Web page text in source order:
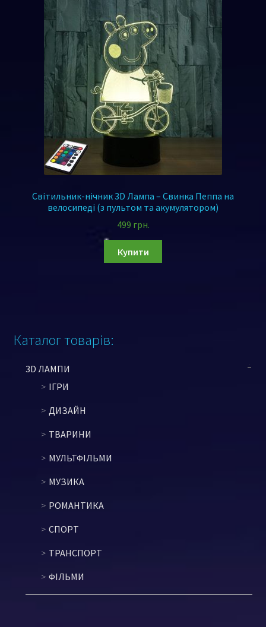
Світильник-нічник 3D Лампа – Свинка Пеппа на
велосипеді (з пультом та акумулятором)
499 грн.
Купити
Каталог товарів:
3D ЛАМПИ
ІГРИ
ДИЗАЙН
ТВАРИНИ
МУЛЬТФІЛЬМИ
МУЗИКА
РОМАНТИКА
СПОРТ
ТРАНСПОРТ
ФІЛЬМИ